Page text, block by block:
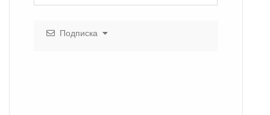
Подписка